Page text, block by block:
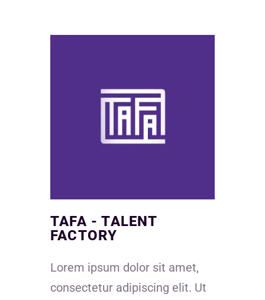
TAFA - TALENT
FACTORY
Lorem ipsum dolor sit amet,
consectetur adipiscing elit. Ut